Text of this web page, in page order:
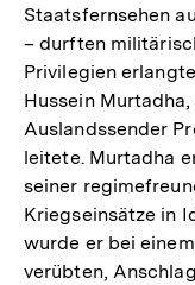
Staatsfernsehen
– durften
Privilegien
Hussein
Auslandssender
leitete. Murtadha
seiner
Kriegseinsätze in
wurde er bei
verübten,